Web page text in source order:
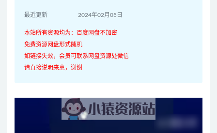
最近更新 2024年02月05日
本站所有资源均为：百度网盘不加密
免费资源网盘形式随机
如链接失效，会员可联系网盘资源处微信
请直接说明来意，谢谢